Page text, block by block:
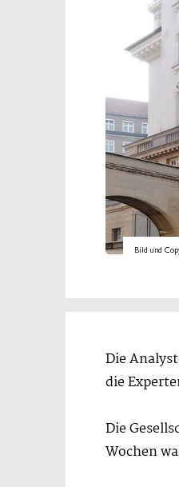
Bild und
Die
die
Die
Wochen